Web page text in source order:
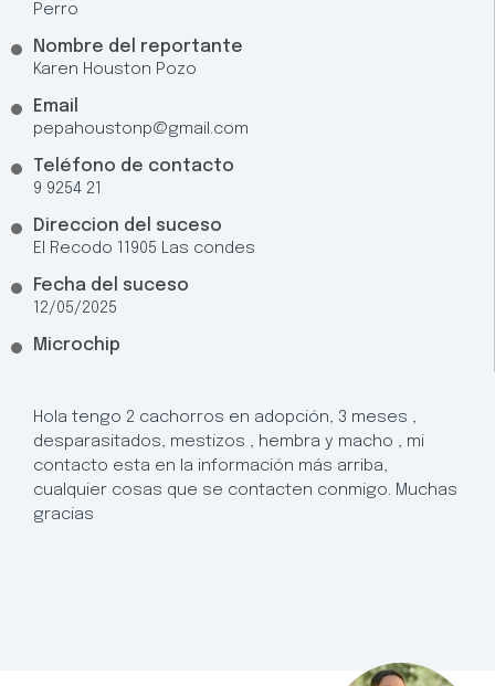
Perro
Nombre del reportante
Karen Houston Pozo
Email
pepahoustonp@gmail.com
Teléfono de contacto
9 9254 21
Direccion del suceso
El Recodo 11905 Las condes
Fecha del suceso
12/05/2025
Microchip
Hola tengo 2 cachorros en adopción, 3 meses ,
desparasitados, mestizos , hembra y macho , mi
contacto esta en la información más arriba,
cualquier cosas que se contacten conmigo. Muchas
gracias